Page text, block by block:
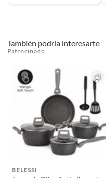
También podría interesarte
Patrocinado
BELESSI